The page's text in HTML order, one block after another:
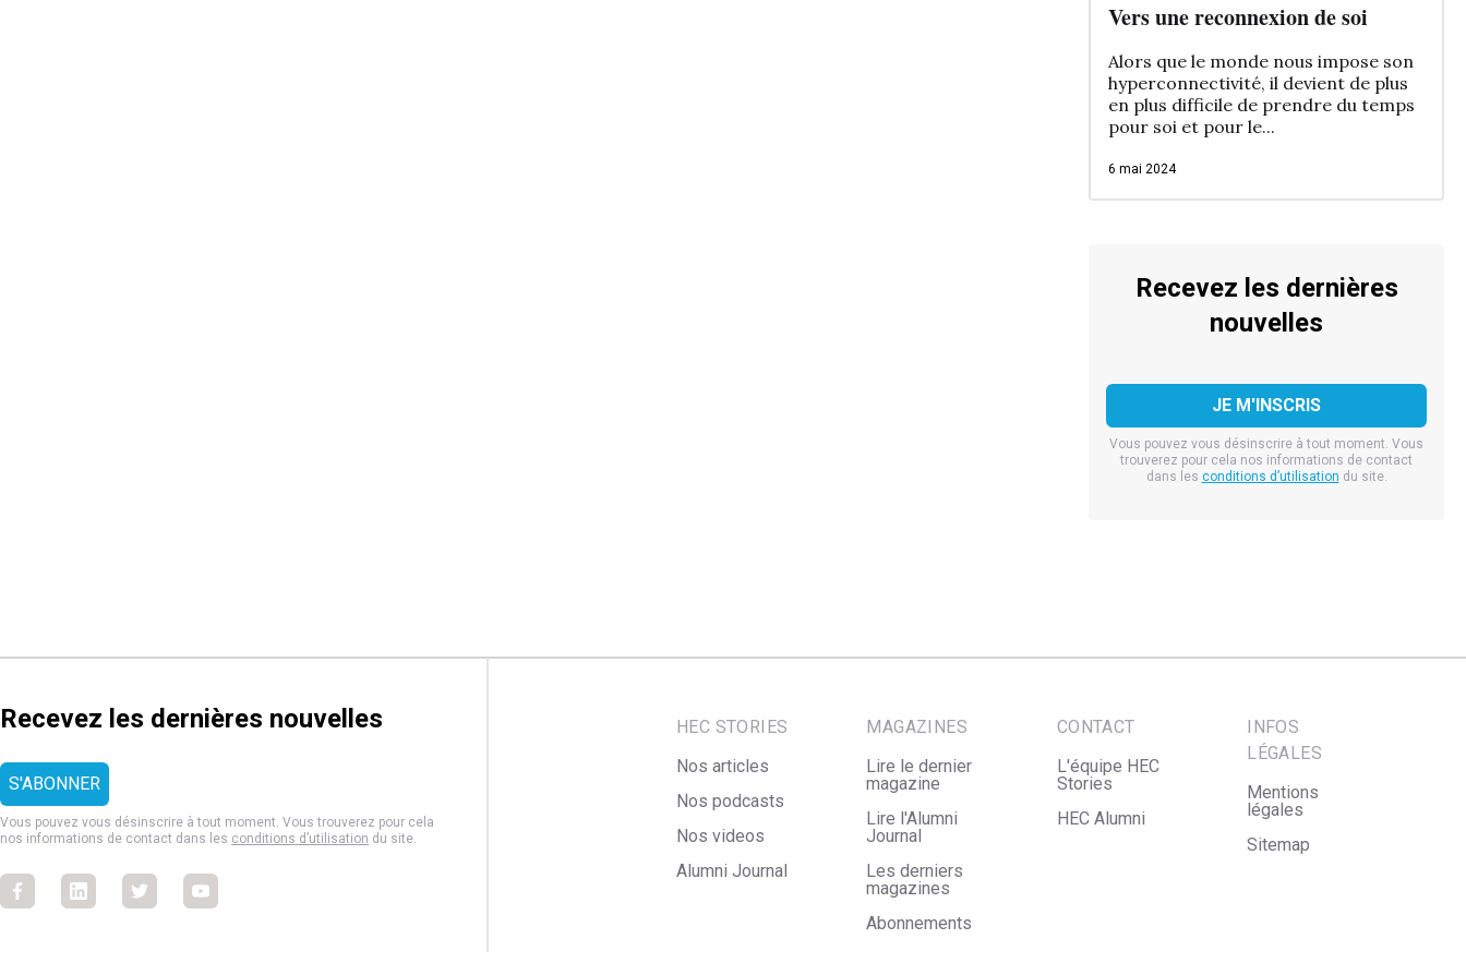
Vers une reconnexion de soi
Alors que le monde nous impose son
hyperconnectivité, il devient de plus
en plus difficile de prendre du temps
pour soi et pour le...
6 mai 2024
Recevez les dernières
nouvelles
Vous pouvez vous désinscrire à tout moment. Vous
trouverez pour cela nos informations de contact
dans les conditions d’utilisation du site.
Recevez les dernières nouvelles
Vous pouvez vous désinscrire à tout moment. Vous trouverez pour cela
nos informations de contact dans les conditions d’utilisation du site.
FacebookFacebookFacebookFacebook
HEC STORIES
Nos articles
Nos podcasts
Nos videos
Alumni Journal
MAGAZINES
Lire le dernier
magazine
Lire l'Alumni
Journal
Les derniers
magazines
Abonnements
CONTACT
L'équipe HEC
Stories
HEC Alumni
INFOS
LÉGALES
Mentions
légales
Sitemap